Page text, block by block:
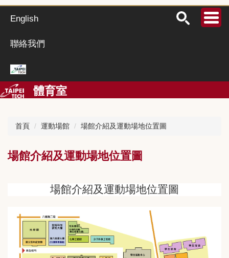
跳
到
要
區
English
聯絡我們
體育室
首頁 運動場館 場館介紹及運動場地位置圖
場館介紹及運動場地位置圖
場館介紹及運動場地位置圖